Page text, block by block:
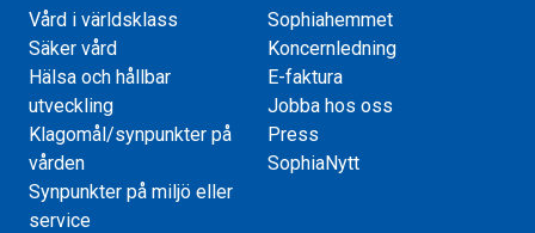
Vård i världsklass
Säker vård
Hälsa och hållbar
utveckling
Klagomål/synpunkter på
vården
Synpunkter på miljö eller
service
Sophiahemmet
Koncernledning
E-faktura
Jobba hos oss
Press
SophiaNytt